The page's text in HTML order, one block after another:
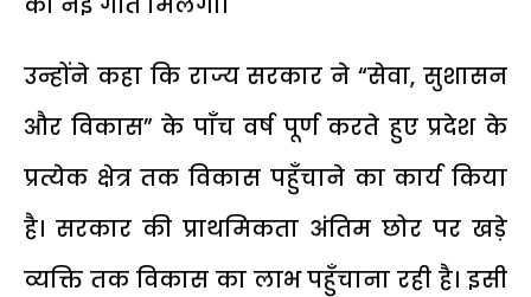
उन्होंने कहा कि राज्य सरकार ने “सेवा, सुशासन
और विकास” के पाँच वर्ष पूर्ण करते हुए प्रदेश के
प्रत्येक क्षेत्र तक विकास पहुँचाने का कार्य किया
है। सरकार की प्राथमिकता अंतिम छोर पर खड़े
व्यक्ति तक विकास का लाभ पहुँचाना रही है। इसी